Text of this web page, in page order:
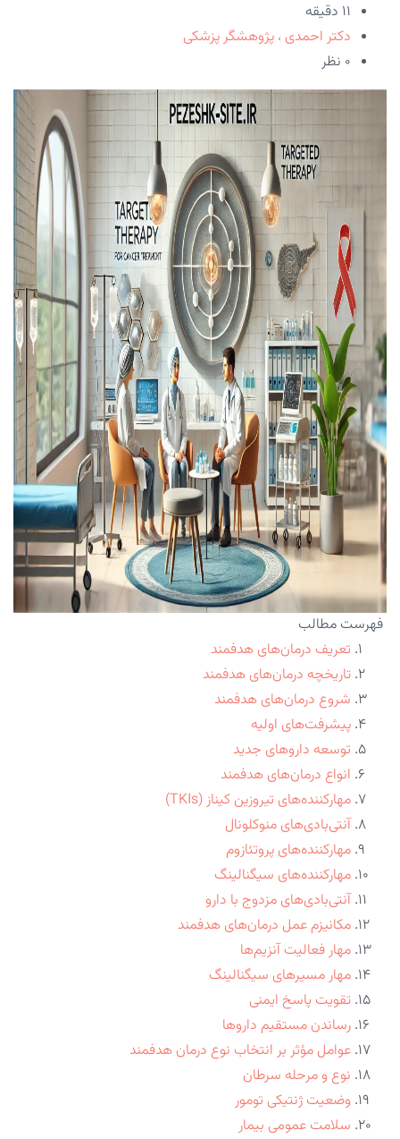
11 دقیقه
دکتر احمدی ، پژوهشگر پزشکی
۰ نظر
فهرست مطالب
تعریف درمان‌های هدفمند
تاریخچه درمان‌های هدفمند
شروع درمان‌های هدفمند
پیشرفت‌های اولیه
توسعه داروهای جدید
انواع درمان‌های هدفمند
مهارکننده‌های تیروزین کیناز (TKIs)
آنتی‌بادی‌های منوکلونال
مهارکننده‌های پروتئازوم
مهارکننده‌های سیگنالینگ
آنتی‌بادی‌های مزدوج با دارو
مکانیزم عمل درمان‌های هدفمند
مهار فعالیت آنزیم‌ها
مهار مسیرهای سیگنالینگ
تقویت پاسخ ایمنی
رساندن مستقیم داروها
عوامل مؤثر بر انتخاب نوع درمان هدفمند
نوع و مرحله سرطان
وضعیت ژنتیکی تومور
سلامت عمومی بیمار